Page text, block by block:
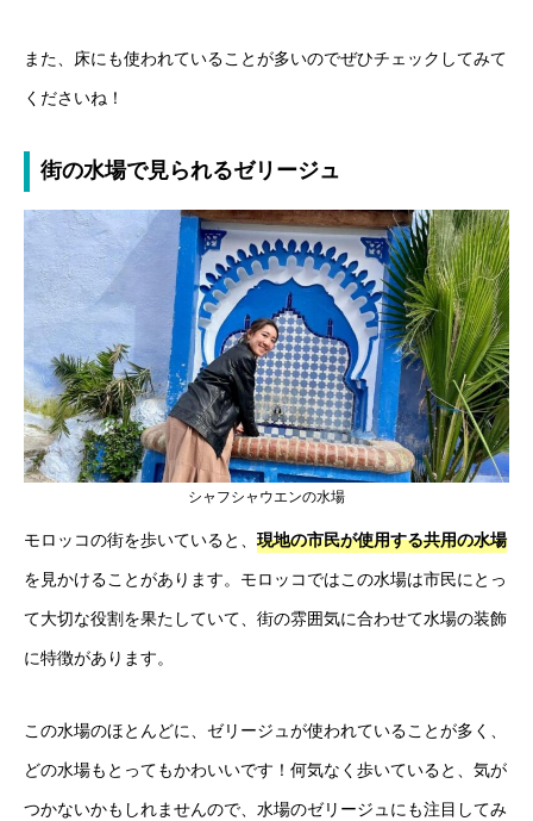
また、床にも使われていることが多いのでぜひチェックしてみて
くださいね！
街の水場で見られるゼリージュ
シャフシャウエンの水場
モロッコの街を歩いていると、 現地の市民が使用する共用の水場
を見かけることがあります。モロッコではこの水場は市民にとっ
て大切な役割を果たしていて、街の雰囲気に合わせて水場の装飾
に特徴があります。
この水場のほとんどに、ゼリージュが使われていることが多く、
どの水場もとってもかわいいです！何気なく歩いていると、気が
つかないかもしれませんので、水場のゼリージュにも注目してみ